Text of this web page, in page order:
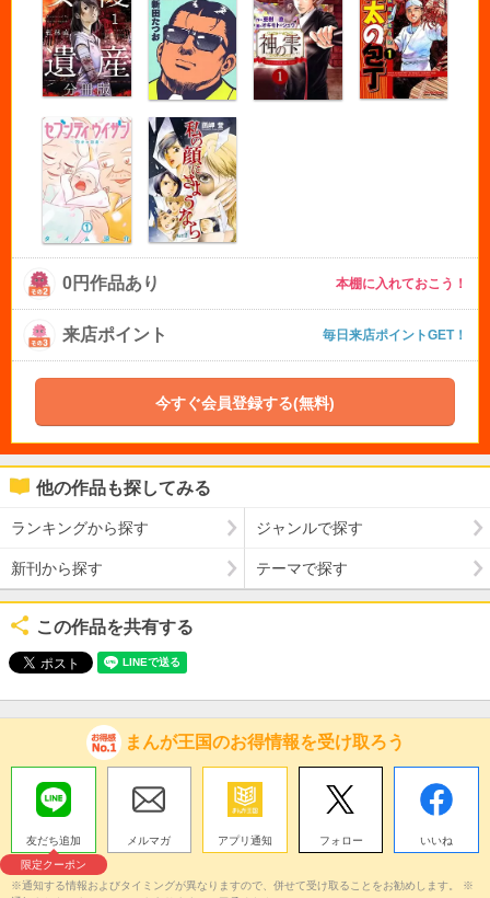
0円作品あり 本棚に入れておこう！
来店ポイント 毎日来店ポイントGET！
今すぐ会員登録する(無料)
他の作品も探してみる
ランキングから探す ジャンルで探す
新刊から探す テーマで探す
この作品を共有する
まんが王国のお得情報を受け取ろう
友だち追加
限定クーポン
メルマガ アプリ通知 フォロー いいね
※通知する情報およびタイミングが異なりますので、併せて受け取ることをお勧めします。 ※